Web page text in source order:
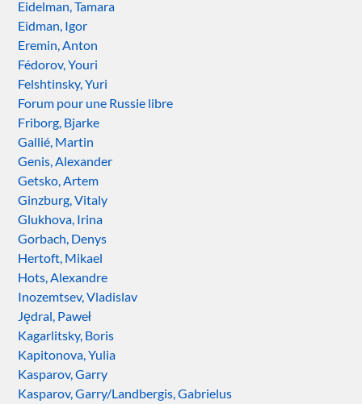
Eidelman, Tamara
Eidman, Igor
Eremin, Anton
Fédorov, Youri
Felshtinsky, Yuri
Forum pour une Russie libre
Friborg, Bjarke
Gallié, Martin
Genis, Alexander
Getsko, Artem
Ginzburg, Vitaly
Glukhova, Irina
Gorbach, Denys
Hertoft, Mikael
Hots, Alexandre
Inozemtsev, Vladislav
Jędral, Paweł
Kagarlitsky, Boris
Kapitonova, Yulia
Kasparov, Garry
Kasparov, Garry/Landbergis, Gabrielus